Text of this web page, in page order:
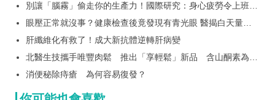
別讓「腦霧」偷走你的生產力！國際研究：身心疲勞令上班族
年損 1 個月產值 Nu Skin 推 MyND360 效率膠囊與憶力軟膠
囊，啟動「效率、憶力」雙重守護
眼壓正常就沒事？健康檢查後竟發現有青光眼 醫揭白天量眼
壓盲點！「居家眼壓監測」有助掌握全天波動
肝纖維化有救了！成大新抗體逆轉肝病變
北醫生技攜手唯豐肉鬆 推出「享輕鬆」新品 含山酮素為長
輩打造日常營養新選擇
消便秘除痔瘡 為何容易復發？